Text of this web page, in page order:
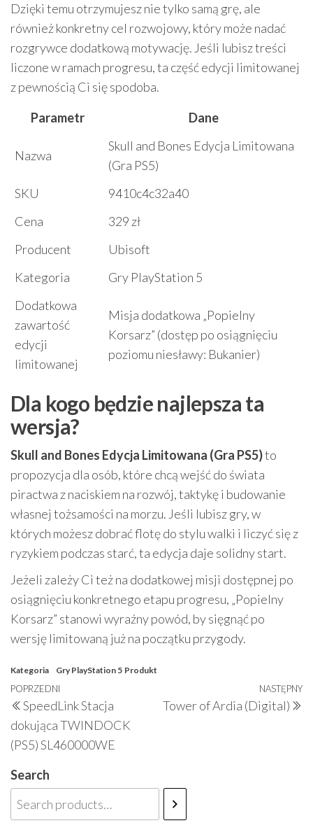
Dzięki temu otrzymujesz nie tylko samą grę, ale
również konkretny cel rozwojowy, który może nadać
rozgrywce dodatkową motywację. Jeśli lubisz treści
liczone w ramach progresu, ta część edycji limitowanej
z pewnością Ci się spodoba.
Parametr
Dane
Nazwa
Skull and Bones Edycja Limitowana
(Gra PS5)
SKU
9410c4c32a40
Cena
329 zł
Producent
Ubisoft
Kategoria
Gry PlayStation 5
Dodatkowa
zawartość
edycji
limitowanej
Misja dodatkowa „Popielny
Korsarz” (dostęp po osiągnięciu
poziomu niesławy: Bukanier)
Dla kogo będzie najlepsza ta
wersja?
Skull and Bones Edycja Limitowana (Gra PS5)to
propozycja dla osób, które chcą wejść do świata
piractwa z naciskiem na rozwój, taktykę i budowanie
własnej tożsamości na morzu. Jeśli lubisz gry, w
których możesz dobrać flotę do stylu walki i liczyć się z
ryzykiem podczas starć, ta edycja daje solidny start.
Jeżeli zależy Ci też na dodatkowej misji dostępnej po
osiągnięciu konkretnego etapu progresu, „Popielny
Korsarz” stanowi wyraźny powód, by sięgnąć po
wersję limitowaną już na początku przygody.
Kategoria Gry PlayStation 5 Produkt
Nawigacja
wpisu
Poprzedni
wpis
POPRZEDNI
SpeedLink Stacja
dokująca TWINDOCK
(PS5) SL460000WE
NASTĘPNY
Tower of Ardia (Digital)
Search